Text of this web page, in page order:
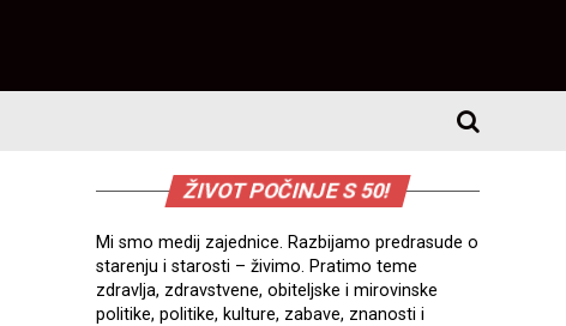
ŽIVOT POČINJE S 50!
Mi smo medij zajednice. Razbijamo predrasude o
starenju i starosti – živimo. Pratimo teme
zdravlja, zdravstvene, obiteljske i mirovinske
politike, politike, kulture, zabave, znanosti i